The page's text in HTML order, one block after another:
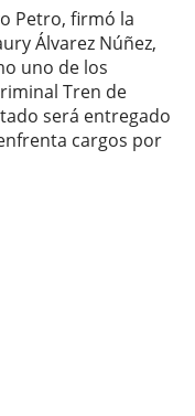
Petro, firmó la
Álvarez Núñez,
uno de los
Tren de
será entregado
cargos por